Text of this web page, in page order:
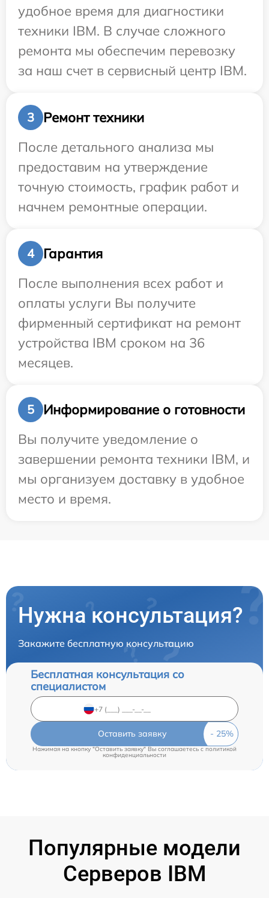
удобное время для диагностики
техники IBM. В случае сложного
ремонта мы обеспечим перевозку
за наш счет в сервисный центр IBM.
3
Ремонт техники
После детального анализа мы
предоставим на утверждение
точную стоимость, график работ и
начнем ремонтные операции.
4
Гарантия
После выполнения всех работ и
оплаты услуги Вы получите
фирменный сертификат на ремонт
устройства IBM сроком на 36
месяцев.
5
Информирование о готовности
Вы получите уведомление о
завершении ремонта техники IBM, и
мы организуем доставку в удобное
место и время.
Нужна консультация?
Закажите бесплатную консультацию
Бесплатная консультация со
специалистом
Оставить заявку
Нажимая на кнопку "Оставить заявку" Вы соглашаетесь c политикой
конфиденциальности
Популярные модели
Серверов IBM